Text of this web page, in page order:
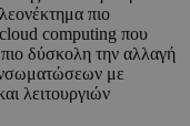
πιο
cloud computing που
δύσκολη την αλλαγή
με
λειτουργιών